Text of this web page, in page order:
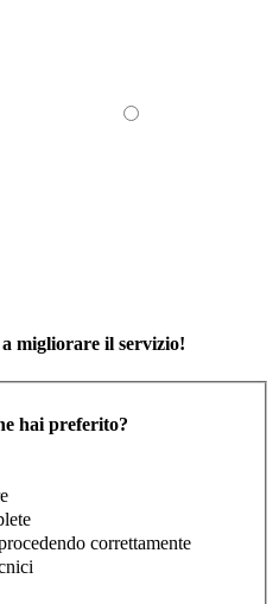
migliorare il servizio!
hai preferito?
correttamente